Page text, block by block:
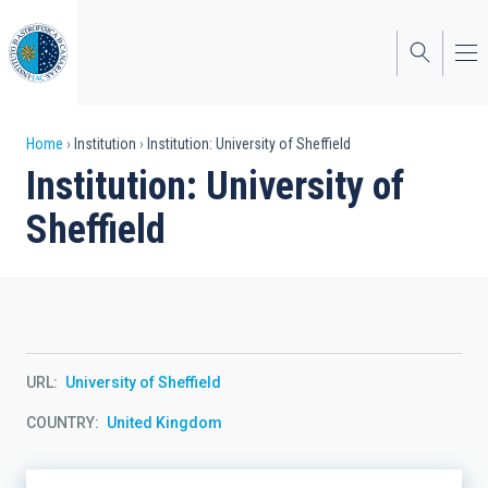
to
main
content
Breadcrumb
Home Institution Institution: University of Sheffield
Institution: University of
Sheffield
URL University of Sheffield
COUNTRY United Kingdom